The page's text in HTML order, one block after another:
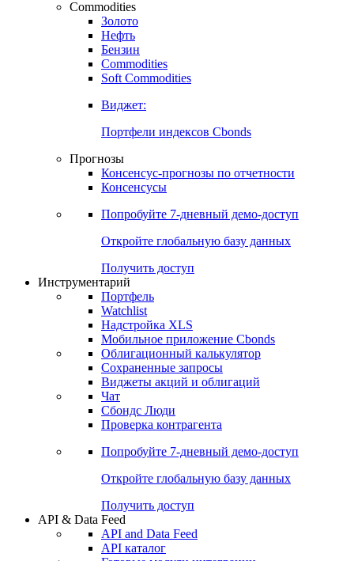
Commodities
Золото
Нефть
Бензин
Commodities
Soft Commodities
Виджет:
Портфели индексов Cbonds
Прогнозы
Консенсус-прогнозы по отчетности
Консенсусы
Попробуйте 7-дневный демо-доступ
Откройте глобальную базу данных
Получить доступ
Инструментарий
Портфель
Watchlist
Надстройка XLS
Мобильное приложение Cbonds
Облигационный калькулятор
Сохраненные запросы
Виджеты акций и облигаций
Чат
Сбондс Люди
Проверка контрагента
Попробуйте 7-дневный демо-доступ
Откройте глобальную базу данных
Получить доступ
API & Data Feed
API and Data Feed
API каталог